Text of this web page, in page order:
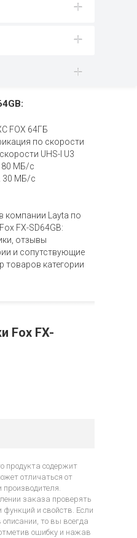
FOX 64ГБ
по скорости
UHS-I U3
80 МБ/с
30 МБ/с
компании Layta по
FX-SD64GB:
отзывы
и сопутствующие
категории
Fox FX-
продукта содержит
отличаться от
производителя.
заказа проверять
и свойств. Если
то вы всегда
ошибку и нажав